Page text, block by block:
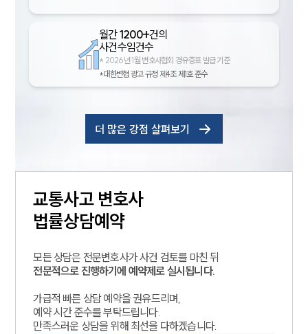
월간1200+건의
사건수임건수
* 2026년 1월 변호사협회 경유증표 발급 기준
*대한변협 광고 규정 제4조 제1호 준수
더 많은 강점 살펴보기
교통사고변호사
법률상담예약
모든 상담은 전문변호사가 사건 검토를 마친 뒤
전문적으로 진행하기에 예약제로 실시됩니다.
가급적 빠른 상담 예약을 권유드리며,
예약 시간 준수를 부탁드립니다.
만족스러운 상담을 위해 최선을 다하겠습니다.